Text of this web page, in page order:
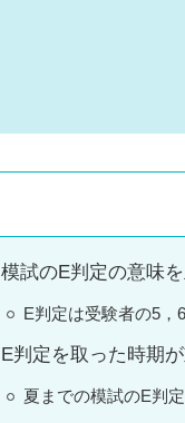
模試のE判定の意味
E判定は受験者の5，
E判定を取った時期
夏までの模試のE判